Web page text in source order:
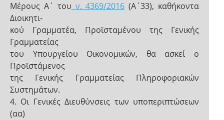
Μέρους Α΄ του ν. 4369/2016 (Α΄33), καθήκοντα
Διοικητι-
κού Γραμματέα, Προϊσταμένου της Γενικής
Γραμματείας
του Υπουργείου Οικονομικών, θα ασκεί ο
Προϊστάμενος
της Γενικής Γραμματείας Πληροφοριακών
Συστημάτων.
4. Οι Γενικές Διευθύνσεις των υποπεριπτώσεων
(αα)